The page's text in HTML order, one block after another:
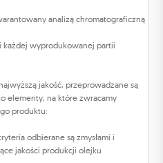
analizą chromatograficzną
każdej wyprodukowanej partii
jakość, przeprowadzane są
elementy, na które zwracamy
produktu:
odbierane są zmysłami i
jakości produkcji olejku